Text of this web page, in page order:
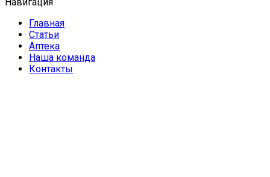
Навигация
Главная
Статьи
Аптека
Наша команда
Контакты